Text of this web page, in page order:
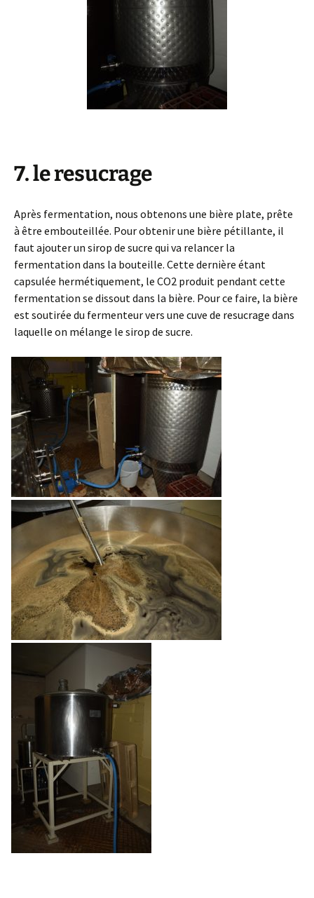
7. le resucrage
Après fermentation, nous obtenons une bière plate, prête
à être embouteillée. Pour obtenir une bière pétillante, il
faut ajouter un sirop de sucre qui va relancer la
fermentation dans la bouteille. Cette dernière étant
capsulée hermétiquement, le CO2 produit pendant cette
fermentation se dissout dans la bière. Pour ce faire, la bière
est soutirée du fermenteur vers une cuve de resucrage dans
laquelle on mélange le sirop de sucre.